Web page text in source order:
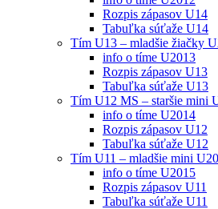
Rozpis zápasov U14
Tabuľka súťaže U14
Tím U13 – mladšie žiačky
info o tíme U2013
Rozpis zápasov U13
Tabuľka súťaže U13
Tím U12 MS – staršie mini
info o tíme U2014
Rozpis zápasov U12
Tabuľka súťaže U12
Tím U11 – mladšie mini
info o tíme U2015
Rozpis zápasov U11
Tabuľka súťaže U11